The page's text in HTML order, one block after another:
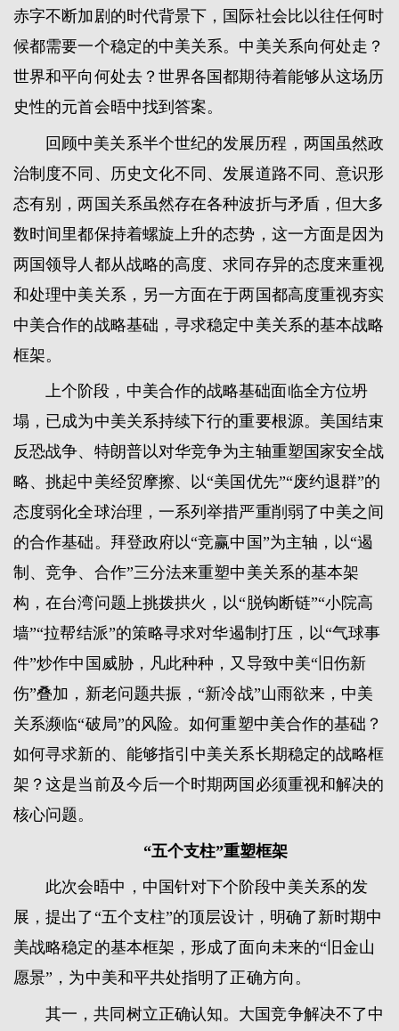
赤字不断加剧的时代背景下，国际社会比以往任何时
候都需要一个稳定的中美关系。中美关系向何处走？
世界和平向何处去？世界各国都期待着能够从这场历
史性的元首会晤中找到答案。
回顾中美关系半个世纪的发展历程，两国虽然政
治制度不同、历史文化不同、发展道路不同、意识形
态有别，两国关系虽然存在各种波折与矛盾，但大多
数时间里都保持着螺旋上升的态势，这一方面是因为
两国领导人都从战略的高度、求同存异的态度来重视
和处理中美关系，另一方面在于两国都高度重视夯实
中美合作的战略基础，寻求稳定中美关系的基本战略
框架。
上个阶段，中美合作的战略基础面临全方位坍
塌，已成为中美关系持续下行的重要根源。美国结束
反恐战争、特朗普以对华竞争为主轴重塑国家安全战
略、挑起中美经贸摩擦、以“美国优先”“废约退群”的
态度弱化全球治理，一系列举措严重削弱了中美之间
的合作基础。拜登政府以“竞赢中国”为主轴，以“遏
制、竞争、合作”三分法来重塑中美关系的基本架
构，在台湾问题上挑拨拱火，以“脱钩断链”“小院高
墙”“拉帮结派”的策略寻求对华遏制打压，以“气球事
件”炒作中国威胁，凡此种种，又导致中美“旧伤新
伤”叠加，新老问题共振，“新冷战”山雨欲来，中美
关系濒临“破局”的风险。如何重塑中美合作的基础？
如何寻求新的、能够指引中美关系长期稳定的战略框
架？这是当前及今后一个时期两国必须重视和解决的
核心问题。
“五个支柱”重塑框架
此次会晤中，中国针对下个阶段中美关系的发
展，提出了“五个支柱”的顶层设计，明确了新时期中
美战略稳定的基本框架，形成了面向未来的“旧金山
愿景”，为中美和平共处指明了正确方向。
其一，共同树立正确认知。大国竞争解决不了中